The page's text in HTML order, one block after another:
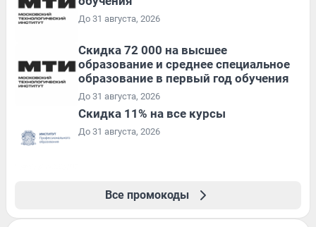
До 31 августа, 2026
Скидка 72 000 на высшее
образование и среднее специальное
образование в первый год обучения
До 31 августа, 2026
Скидка 11% на все курсы
До 31 августа, 2026
Все промокоды